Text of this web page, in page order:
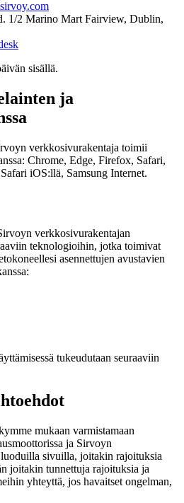
1/2 Marino Mart Fairview, Dublin,
sisällä.
ja
verkkosivurakentaja toimii
Chrome, Edge, Firefox, Safari,
iOS:llä, Samsung Internet.
verkkosivurakentajan
teknologioihin, jotka toimivat
asennettujen avustavien
tukeudutaan seuraaviin
mukaan varmistamaan
ja Sirvoyn
sivuilla, joitakin rajoituksia
joitakin tunnettuja rajoituksia ja
yhteyttä, jos havaitset ongelman,